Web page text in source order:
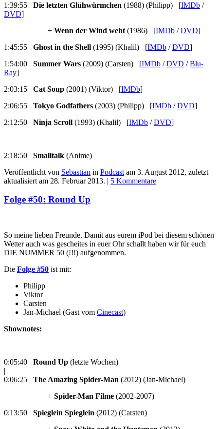
1:39:55 Die letzten Glühwürmchen (1988) (Philipp) [IMDb /
DVD]
+ Wenn der Wind weht (1986) [IMDb /DVD]
1:45:55 Ghost in the Shell (1995) (Khalil) [IMDb /DVD]
1:54:00 Summer Wars (2009) (Carsten) [IMDb /DVD /Blu-
Ray]
2:03:15 Cat Soup (2001) (Viktor) [IMDb]
2:06:55 Tokyo Godfathers (2003) (Philipp) [IMDb /DVD]
2:12:50 Ninja Scroll (1993) (Khalil) [IMDb /DVD]
2:18:50 Smalltalk (Anime)
Veröffentlicht von Sebastian in Podcast am 3. August 2012, zuletzt
aktualisiert am 28. Februar 2013. | 5 Kommentare
Folge #50: Round Up
So meine lieben Freunde. Damit aus eurem iPod bei diesem schönen
Wetter auch was gescheites in euer Ohr schallt haben wir für euch
DIE NUMMER 50 (!!!) aufgenommen.
Die Folge #50 ist mit:
Philipp
Viktor
Carsten
Jan-Michael (Gast vom Cinecast)
Shownotes:
0:05:40 Round Up (letzte Wochen)
|
0:06:25 The Amazing Spider-Man (2012) (Jan-Michael)
+ Spider-Man Filme (2002-2007)
0:13:50 Spieglein Spieglein (2012) (Carsten)